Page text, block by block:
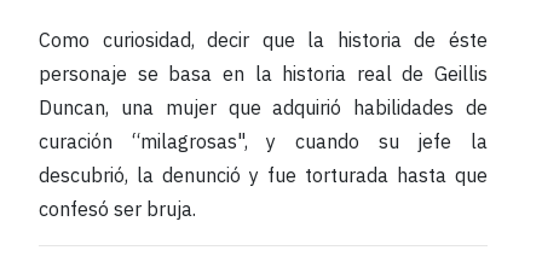
Como curiosidad, decir que la historia de éste
personaje se basa en la historia real de Geillis
Duncan, una mujer que adquirió habilidades de
curación “milagrosas", y cuando su jefe la
descubrió, la denunció y fue torturada hasta que
confesó ser bruja.